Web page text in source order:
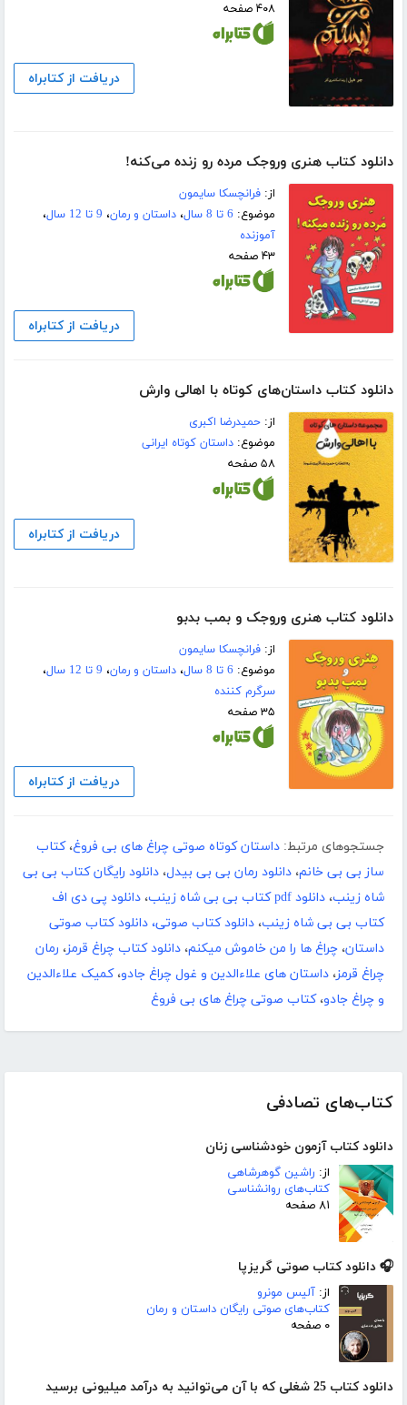
کتاب‌های تصادفی
دانلود کتاب آزمون خودشناسی زنان
از: راشین گوهرشاهی
کتاب‌های روانشناسی
۸۱ صفحه
🎧 دانلود کتاب صوتی گریزپا
از: آلیس مونرو
کتاب‌های صوتی رایگان داستان و رمان
۰ صفحه
دانلود کتاب 25 شغلی که با آن می‌توانید به درآمد میلیونی برسید
۴۰۸ صفحه
دریافت از کتابراه
دانلود کتاب هنری وروجک مرده رو زنده می‌کنه!
از:فرانچسکا سایمون
موضوع: 6 تا 8 سال ،داستان و رمان، 9 تا 12 سال
،
آموزنده
۴۳ صفحه
دریافت از کتابراه
دانلود کتاب داستان‌های کوتاه با اهالی وارش
از:حمیدرضا اکبری
موضوع:داستان کوتاه ایرانی
۵۸ صفحه
دریافت از کتابراه
دانلود کتاب هنری وروجک و بمب بدبو
از:فرانچسکا سایمون
موضوع: 6 تا 8 سال ،داستان و رمان، 9 تا 12 سال
،
سرگرم کننده
۳۵ صفحه
دریافت از کتابراه
جستجوهای مرتبط: داستان کوتاه صوتی چراغ های بی فروغ،کتاب
ساز بی بی خانم، دانلود رمان بی بی بیدل، دانلود رایگان کتاب بی بی
شاه زینب، دانلود pdf کتاب بی بی شاه زینب ، دانلود پی دی اف
کتاب بی بی شاه زینب، دانلود کتاب صوتی، دانلود کتاب صوتی
داستان، چراغ ها را من خاموش میکنم، دانلود کتاب چراغ قرمز، رمان
چراغ قرمز، داستان های علاءالدین و غول چراغ جادو،کمیک علاءالدین
و چراغ جادو،کتاب صوتی چراغ های بی فروغ